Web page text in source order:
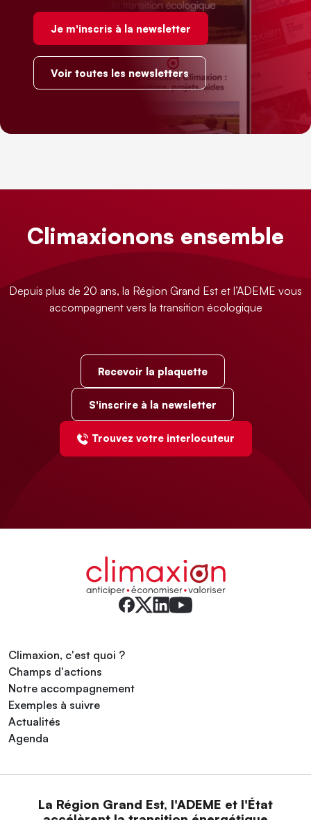
Je m'inscris à la newsletter
Voir toutes les newsletters
Climaxionons ensemble
Depuis plus de 20 ans, la Région Grand Est et l’ADEME vous
accompagnent vers la transition écologique
Recevoir la plaquette
S'inscrire à la newsletter
Trouvez votre interlocuteur
Climaxion, c'est quoi ?
Champs d'actions
Notre accompagnement
Exemples à suivre
Actualités
Agenda
La Région Grand Est, l'ADEME et l'État